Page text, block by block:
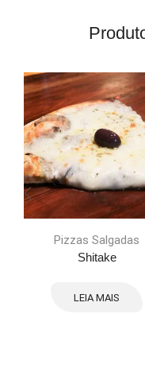
Pizzas Salgadas
Shitake
LEIA MAIS